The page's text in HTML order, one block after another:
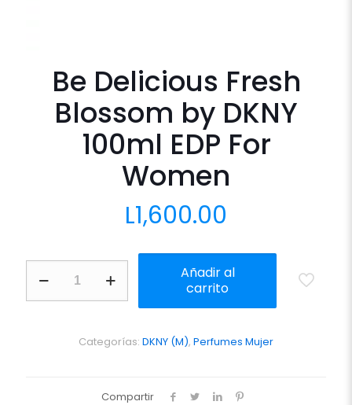
Be Delicious Fresh
Blossom by DKNY
100ml EDP For
Women
L1,600.00
Delicious
Fresh
Añadir al
carrito
Categorías: DKNY (M), Perfumes Mujer
Compartir